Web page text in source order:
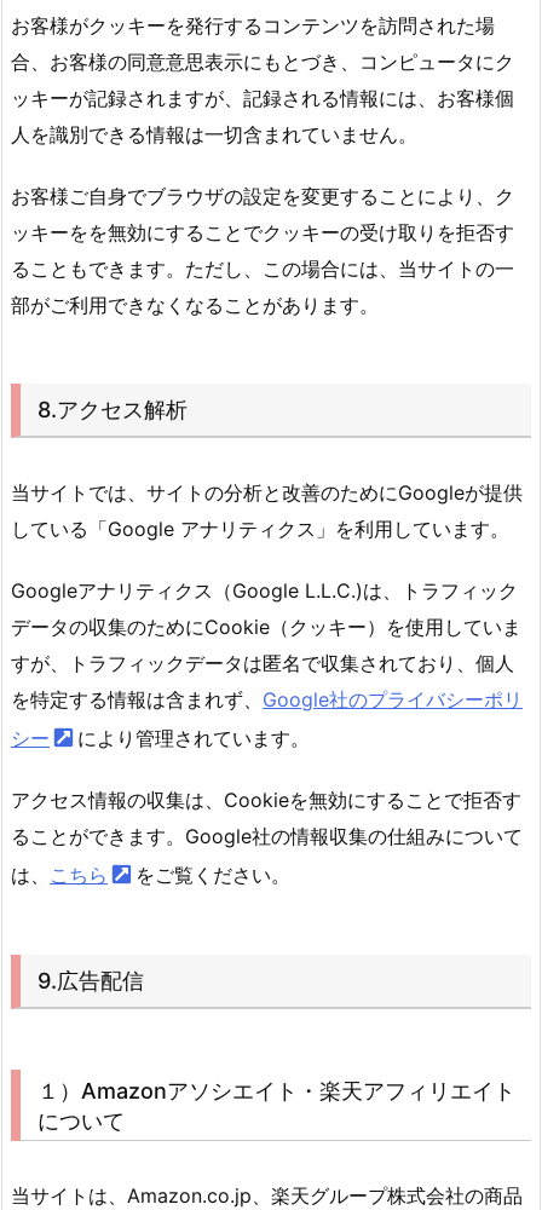
お客様がクッキーを発行するコンテンツを訪問された場
合、お客様の同意意思表示にもとづき、コンピュータにク
ッキーが記録されますが、記録される情報には、お客様個
人を識別できる情報は一切含まれていません。
お客様ご自身でブラウザの設定を変更することにより、ク
ッキーをを無効にすることでクッキーの受け取りを拒否す
ることもできます。ただし、この場合には、当サイトの一
部がご利用できなくなることがあります。
8.アクセス解析
当サイトでは、サイトの分析と改善のためにGoogleが提供
している「Google アナリティクス」を利用しています。
Googleアナリティクス（Google L.L.C.)は、トラフィック
データの収集のためにCookie（クッキー）を使用していま
すが、トラフィックデータは匿名で収集されており、個人
を特定する情報は含まれず、 Google社のプライバシーポリ
シー
により管理されています。
アクセス情報の収集は、Cookieを無効にすることで拒否す
ることができます。Google社の情報収集の仕組みについて
は、 こちら をご覧ください。
9.広告配信
１）Amazonアソシエイト・楽天アフィリエイト
について
当サイトは、Amazon.co.jp、楽天グループ株式会社の商品